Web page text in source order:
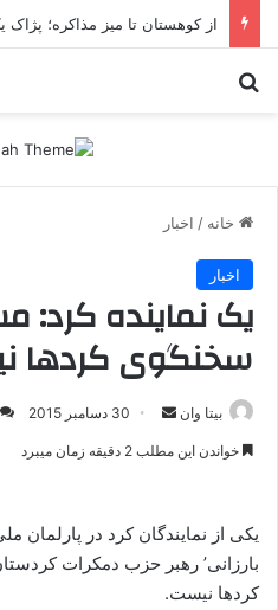
از کوهستان تا میز مذاکره؛
خانه / اخبار
اخبار
یک نماینده کرد:
سخنگوی کردها
بیتا وان
ر
ل
30 دسامبر 2015
خواندن این مطلب 2 دقیقه زمان میبرد
یکی از نمایندگان کرد در
بارزانی’ رهبر حزب دمکرات
کردها نیست.